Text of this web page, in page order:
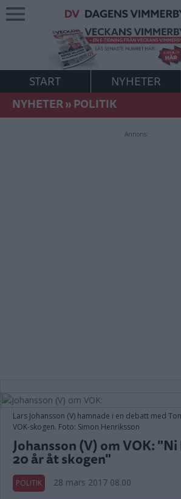
START NYHETER
NYHETER»POLITIK
Annons:
Lars Johansson (V) hamnade i en debatt med
VOK-skogen. Foto: Simon Henriksson
Johansson (V) om VOK:
20 år åt skogen"
POLITIK 28 mars 2017 08.00